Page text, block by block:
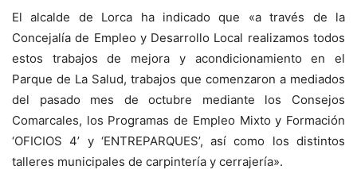
El alcalde de Lorca ha indicado que «a través de la
Concejalía de Empleo y Desarrollo Local realizamos todos
estos trabajos de mejora y acondicionamiento en el
Parque de La Salud, trabajos que comenzaron a mediados
del pasado mes de octubre mediante los Consejos
Comarcales, los Programas de Empleo Mixto y Formación
‘OFICIOS 4’ y ‘ENTREPARQUES’, así como los distintos
talleres municipales de carpintería y cerrajería».